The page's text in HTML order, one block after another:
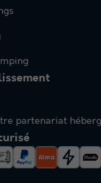
partenariat